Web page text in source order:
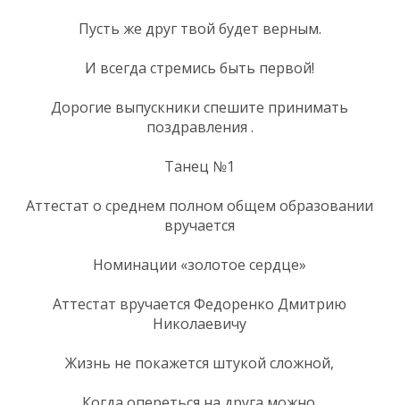
Пусть же друг твой будет верным.
И всегда стремись быть первой!
Дорогие выпускники спешите принимать
поздравления .
Танец №1
Аттестат о среднем полном общем образовании
вручается
Номинации «золотое сердце»
Аттестат вручается Федоренко Дмитрию
Николаевичу
Жизнь не покажется штукой сложной,